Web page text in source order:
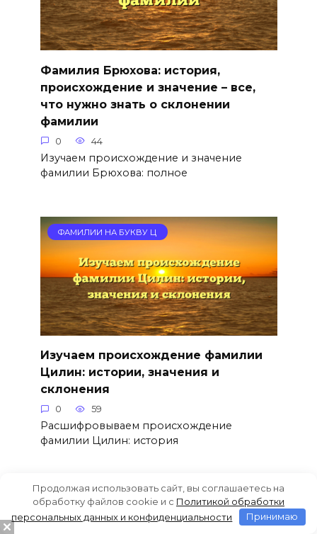
Фамилия Брюхова: история,
происхождение и значение – все,
что нужно знать о склонении
фамилии
0 44
Изучаем происхождение и значение
фамилии Брюхова: полное
ФАМИЛИИ НА БУКВУ Ц
Изучаем происхождение фамилии
Цилин: истории, значения и
склонения
0 59
Расшифровываем происхождение
фамилии Цилин: история
ФАМИЛИИ НА БУКВУ Ц
Продолжая использовать сайт, вы соглашаетесь на
обработку файлов cookie и c Политикой обработки
персональных данных и конфиденциальности
Принимаю